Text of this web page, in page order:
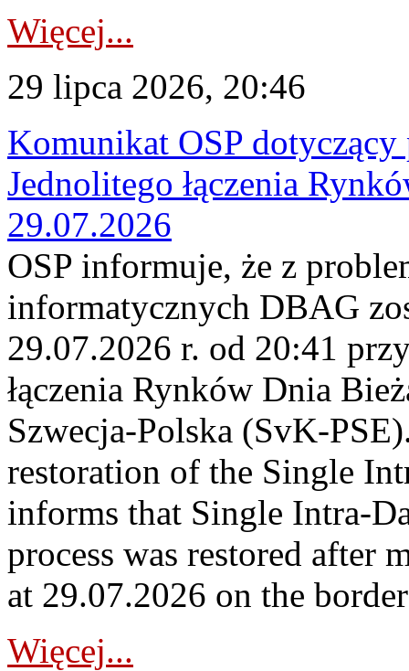
Więcej...
29 lipca 2026, 20:46
Komunikat OSP
Jednolitego łączenia
29.07.2026
OSP informuje, że z
informatycznych DBAG
29.07.2026 r. od 20:41
łączenia Rynków Dnia
Szwecja-Polska (SvK-
restoration of the Single
informs that Single Intra-
process was restored after
at 29.07.2026 on the
Więcej...